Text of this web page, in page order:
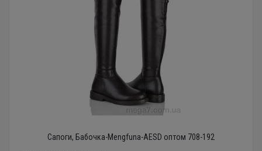
Сапоги, Бабочка-Mengfuna-AESD оптом 708-192